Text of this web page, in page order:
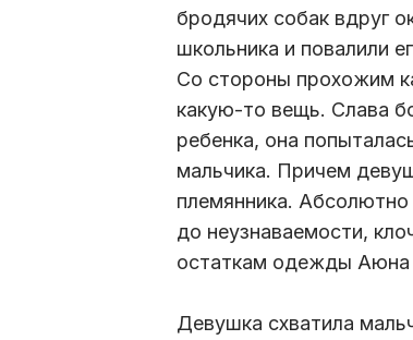
бродячих собак вдруг
школьника и повалили
Со стороны прохожим
какую-то вещь. Слава
ребенка, она
мальчика. Причем
племянника.
до неузнаваемости,
остаткам одежды Аюна
Девушка схватила